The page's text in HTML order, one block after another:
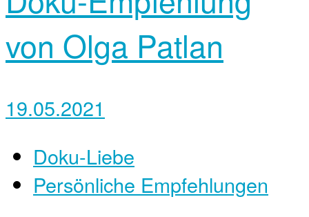
von ‎Olga Patlan
19.05.2021
Doku-Liebe
Persönliche Empfehlungen